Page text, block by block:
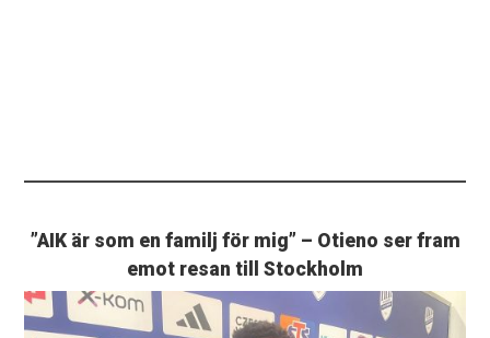
”AIK är som en familj för mig” – Otieno ser fram
emot resan till Stockholm